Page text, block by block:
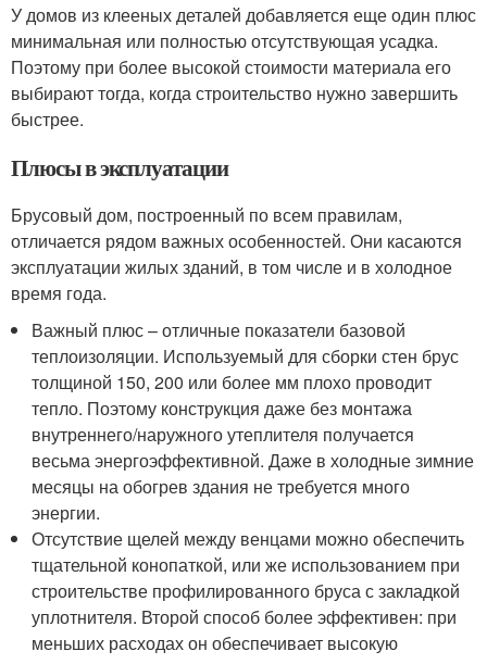
У домов из клееных деталей добавляется еще один плюс
минимальная или полностью отсутствующая усадка.
Поэтому при более высокой стоимости материала его
выбирают тогда, когда строительство нужно завершить
быстрее.
Плюсы в эксплуатации
Брусовый дом, построенный по всем правилам,
отличается рядом важных особенностей. Они касаются
эксплуатации жилых зданий, в том числе и в холодное
время года.
Важный плюс – отличные показатели базовой
теплоизоляции. Используемый для сборки стен брус
толщиной 150, 200 или более мм плохо проводит
тепло. Поэтому конструкция даже без монтажа
внутреннего/наружного утеплителя получается
весьма энергоэффективной. Даже в холодные зимние
месяцы на обогрев здания не требуется много
энергии.
Отсутствие щелей между венцами можно обеспечить
тщательной конопаткой, или же использованием при
строительстве профилированного бруса с закладкой
уплотнителя. Второй способ более эффективен: при
меньших расходах он обеспечивает высокую